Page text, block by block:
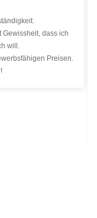
Gewissheit, dass ich
will.
Preisen.